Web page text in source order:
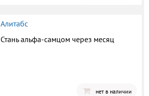
Алитабс
Стань альфа-самцом через месяц
нет в наличии